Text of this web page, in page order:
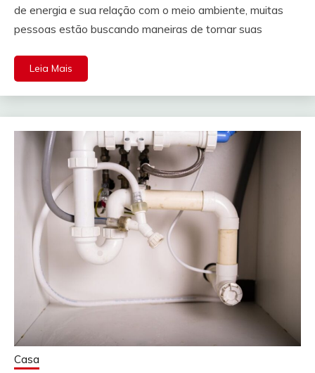
de energia e sua relação com o meio ambiente, muitas
pessoas estão buscando maneiras de tornar suas
Leia Mais
Casa